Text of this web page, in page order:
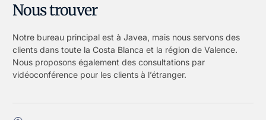
Nous trouver
Notre bureau principal est à Javea, mais nous servons des
clients dans toute la Costa Blanca et la région de Valence.
Nous proposons également des consultations par
vidéoconférence pour les clients à l’étranger.